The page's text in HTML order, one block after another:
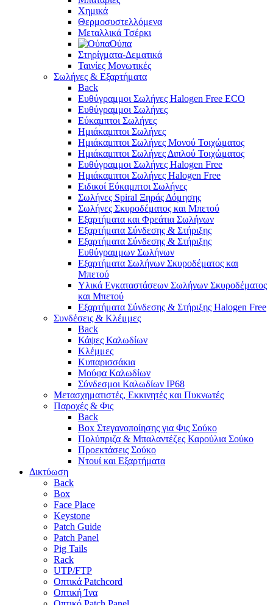
Χημικά
Θερμοσυστελλόμενα
Μεταλλικά Τσέρκι
Ούπα
Στηρίγματα-Δεματικά
Ταινίες Μονωτικές
Σωλήνες & Εξαρτήματα
Back
Ευθύγραμμοι Σωλήνες Halogen Free ECO
Ευθύγραμμοι Σωλήνες
Εύκαμπτοι Σωλήνες
Ημιάκαμπτοι Σωλήνες
Ημιάκαμπτοι Σωλήνες Μονού Τοιχώματος
Ημιάκαμπτοι Σωλήνες Διπλού Τοιχώματος
Ευθύγραμμοι Σωλήνες Halogen Free
Ημιάκαμπτοι Σωλήνες Halogen Free
Ειδικοί Εύκαμπτοι Σωλήνες
Σωλήνες Spiral Ξηράς Δόμησης
Σωλήνες Σκυροδέματος και Μπετού
Εξαρτήματα και Φρεάτια Σωλήνων
Εξαρτήματα Σύνδεσης & Στήριξης
Εξαρτήματα Σύνδεσης & Στήριξης
Ευθύγραμμων Σωλήνων
Εξαρτήματα Σωλήνων Σκυροδέματος και
Μπετού
Υλικά Εγκαταστάσεων Σωλήνων Σκυροδέματος
και Μπετού
Εξαρτήματα Σύνδεσης & Στήριξης Halogen Free
Συνδέσεις & Κλέμμες
Back
Κάψες Καλωδίων
Κλέμμες
Κυπαρισσάκια
Μούφα Καλωδίων
Σύνδεσμοι Καλωδίων IP68
Μετασχηματιστές, Εκκινητές και Πυκνωτές
Παροχές & Φις
Back
Box Στεγανοποίησης για Φις Σούκο
Πολύπριζα & Μπαλαντέζες Καρούλια Σούκο
Προεκτάσεις Σούκο
Ντουί και Εξαρτήματα
Δικτύωση
Back
Box
Face Place
Keystone
Patch Guide
Patch Panel
Pig Tails
Rack
UTP/FTP
Οπτικά Patchcord
Οπτική Ίνα